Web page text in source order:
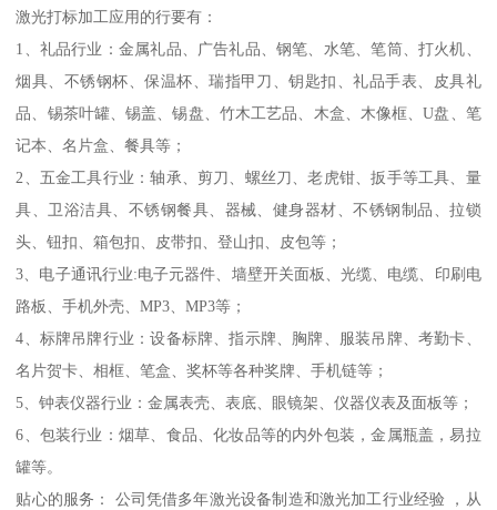
激光打标加工应用的行要有：
1、礼品行业：金属礼品、广告礼品、钢笔、水笔、笔筒、打火机、
烟具、不锈钢杯、保温杯、瑞指甲刀、钥匙扣、礼品手表、皮具礼
品、锡茶叶罐、锡盖、锡盘、竹木工艺品、木盒、木像框、U盘、笔
记本、名片盒、餐具等；
2、五金工具行业：轴承、剪刀、螺丝刀、老虎钳、扳手等工具、量
具、卫浴洁具、不锈钢餐具、器械、健身器材、不锈钢制品、拉锁
头、钮扣、箱包扣、皮带扣、登山扣、皮包等；
3、电子通讯行业:电子元器件、墙壁开关面板、光缆、电缆、印刷电
路板、手机外壳、MP3、MP3等；
4、标牌吊牌行业：设备标牌、指示牌、胸牌、服装吊牌、考勤卡、
名片贺卡、相框、笔盒、奖杯等各种奖牌、手机链等；
5、钟表仪器行业：金属表壳、表底、眼镜架、仪器仪表及面板等；
6、包装行业：烟草、食品、化妆品等的内外包装，金属瓶盖，易拉
罐等。
贴心的服务： 公司凭借多年激光设备制造和激光加工行业经验 ，从